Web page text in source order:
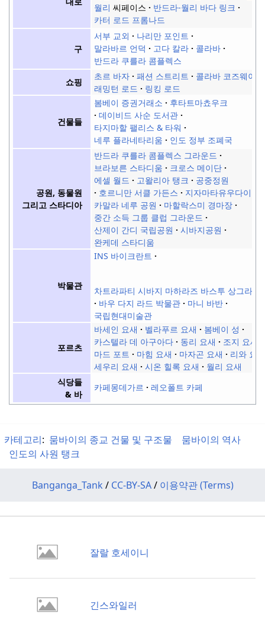
월리 씨페이스
반드라-월리 바다 링크
카터 로드 프롬나드
구
서부 교외
나리만 포인트
말라바르 언덕
고다 칼라
콜라바
반드라 쿠를라 콤플렉스
쇼핑
초르 바자 패션 스트리트
콜라바 코즈웨이
래밍턴 로드
링킹 로드
건물들
봄베이 증권거래소
후타트마쵸우크
데이비드 사순 도서관
타지마할 팰리스 & 타워
네루 플라네타리움
인도 정부 조폐국
공원, 동물원
그리고 스타디아
반드라 쿠를라 콤플렉스 그라운드
브라보른 스타디움
크로스 메이단
에셀 월드
고왈리아 탱크
공중정원
호르니만 서클 가든스
지자마타유우다이안
카말라 네루 공원
마할락스미 경마장
중간 소득 그룹 클럽 그라운드
산제이 간디 국립공원
시바지공원
완케데 스타디움
박물관
INS 바이크란트
차트라파티 시바지 마하라즈 바스투 상그라할
바우 다지 라드 박물관
마니 바반
국립현대미술관
포르츠
바세인 요새 벨라푸르 요새
봄베이 성
카스텔라 데 아구아다
동리 요새
조지 요새
마드 포트
마힘 요새 마자곤 요새
리와 요새
세우리 요새
시온 힐록 요새
월리 요새
식당들
& 바
카페몽데가르 레오폴트 카페
카테고리: 뭄바이의 종교 건물 및 구조물
뭄바이의 역사
인도의 사원 탱크
Banganga_Tank / CC-BY-SA/ 이용약관 (Terms)
잘랄 호세이니
긴스와일러